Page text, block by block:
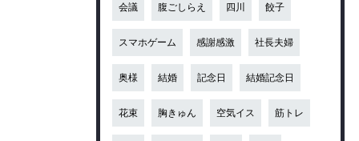
会議 腹ごしらえ 四川 餃子
スマホゲーム 感謝感激 社長夫婦
奥様 結婚 記念日 結婚記念日
花束 胸きゅん 空気イス 筋トレ